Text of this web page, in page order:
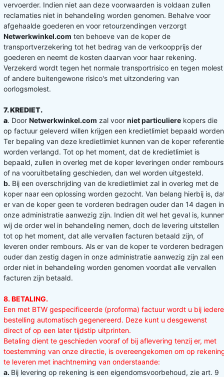
vervoerder. Indien niet aan deze voorwaarden is voldaan zullen
reclamaties niet in behandeling worden genomen. Behalve voor
afgehaalde goederen en voor retourzendingen verzorgt
Netwerkwinkel.com ten behoeve van de koper de
transportverzekering tot het bedrag van de verkoopprijs der
goederen en neemt de kosten daarvan voor haar rekening.
Verzekerd wordt tegen het normale transportrisico en tegen molest
of andere buitengewone risico's met uitzondering van
oorlogsmolest.
7. KREDIET.
a. Door Netwerkwinkel.com zal voor niet particuliere kopers die
op factuur geleverd willen krijgen een kredietlimiet bepaald
Ter bepaling van deze kredietlimiet kunnen van de koper
worden verlangd. Tot op het moment, dat de kredietlimiet is
bepaald, zullen in overleg met de koper leveringen onder rembours
of na vooruitbetaling geschieden, dan wel worden uitgesteld.
b. Bij een overschrijding van de kredietlimiet zal in overleg met de
koper naar een oplossing worden gezocht. Van belang hierbij is,
er van de koper geen te vorderen bedragen ouder dan 14 dagen in
onze administratie aanwezig zijn. Indien dit wel het geval is,
wij de order wel in behandeling nemen, doch de levering uitstellen
tot op het moment, dat alle vervallen facturen betaald zijn, of
leveren onder rembours. Als er van de koper te vorderen bedragen
ouder dan zestig dagen in onze administratie aanwezig zijn zal een
order niet in behandeling worden genomen voordat alle vervallen
facturen zijn betaald.
8. BETALING.
Een met BTW gespecificeerde (proforma) factuur wordt u bij iedere
bestelling automatisch gegenereerd. Deze kunt u desgewenst
direct of op een later tijdstip uitprinten.
Betaling dient te geschieden vooraf of bij aflevering tenzij er, met
toestemming van onze directie, is overeengekomen om op
te leveren met inachtneming van onderstaande:
a. Bij levering op rekening is een eigendomsvoorbehoud, zie art. 9